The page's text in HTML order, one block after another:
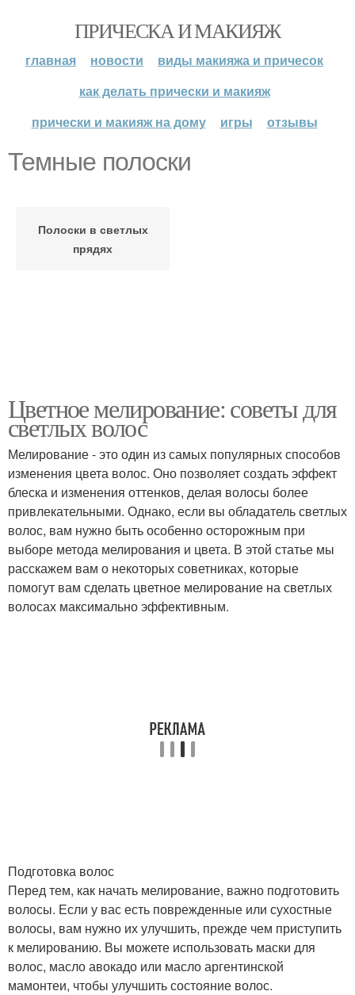
ПРИЧЕСКА И МАКИЯЖ
главная новости
виды макияжа и причесок
как делать прически и макияж
прически и макияж на дому
игры отзывы
Темные полоски
Полоски в светлых
прядях
Цветное мелирование: советы для
светлых волос
Мелирование - это один из самых популярных способов
изменения цвета волос. Оно позволяет создать эффект
блеска и изменения оттенков, делая волосы более
привлекательными. Однако, если вы обладатель светлых
волос, вам нужно быть особенно осторожным при
выборе метода мелирования и цвета. В этой статье мы
расскажем вам о некоторых советниках, которые
помогут вам сделать цветное мелирование на светлых
волосах максимально эффективным.
Подготовка волос
Перед тем, как начать мелирование, важно подготовить
волосы. Если у вас есть поврежденные или сухостные
волосы, вам нужно их улучшить, прежде чем приступить
к мелированию. Вы можете использовать маски для
волос, масло авокадо или масло аргентинской
мамонтеи, чтобы улучшить состояние волос.